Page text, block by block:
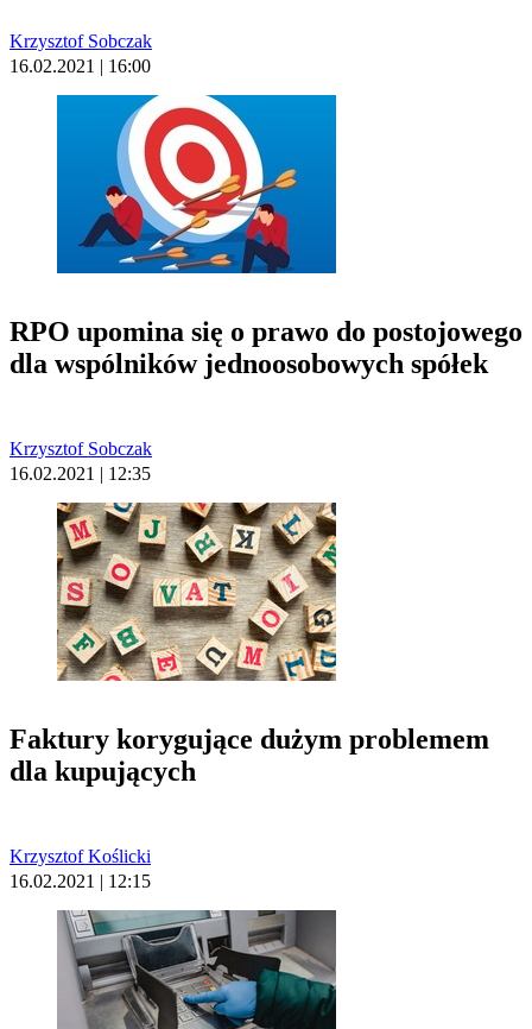
Krzysztof Sobczak
16.02.2021 | 16:00
RPO upomina się o prawo do postojowego
dla wspólników jednoosobowych spółek
Krzysztof Sobczak
16.02.2021 | 12:35
Faktury korygujące dużym problemem
dla kupujących
Krzysztof Koślicki
16.02.2021 | 12:15